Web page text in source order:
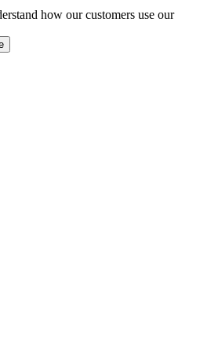
how our customers use our